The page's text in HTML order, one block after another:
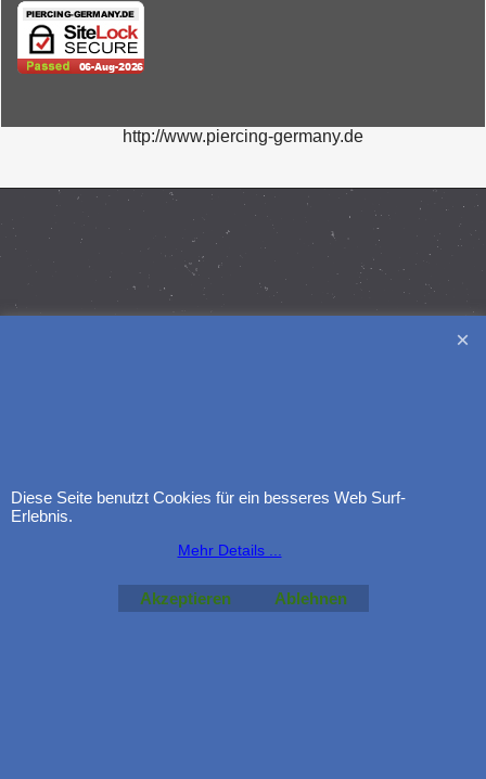
http://www.piercing-germany.de
Diese Seite benutzt Cookies für ein besseres Web Surf-
Erlebnis.
Mehr Details ...
Akzeptieren Ablehnen